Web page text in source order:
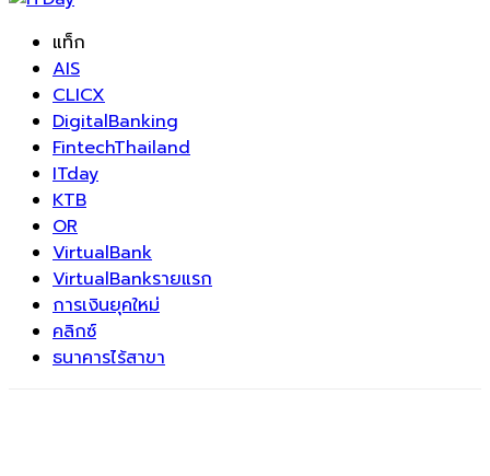
แท็ก
AIS
CLICX
DigitalBanking
FintechThailand
ITday
KTB
OR
VirtualBank
VirtualBankรายแรก
การเงินยุคใหม่
คลิกซ์
ธนาคารไร้สาขา